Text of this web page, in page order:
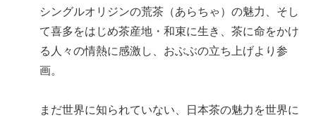
シングルオリジンの荒茶（あらちゃ）の魅力、そし
て喜多をはじめ茶産地・和束に生き、茶に命をかけ
る人々の情熱に感激し、おぶぶの立ち上げより参
画。
まだ世界に知られていない、日本茶の魅力を世界に